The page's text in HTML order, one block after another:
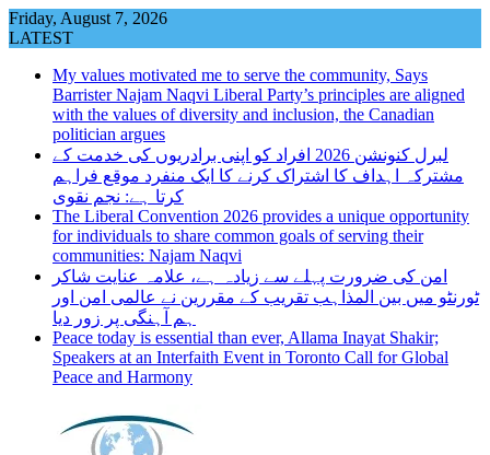
Skip
to
Friday, August 7, 2026
LATEST
My values motivated me to serve the community, Says
Barrister Najam Naqvi Liberal Party’s principles are aligned
with the values of diversity and inclusion, the Canadian
politician argues
لبرل کنونشن 2026 افراد کو اپنی برادریوں کی خدمت کے
مشترکہ اہداف کا اشتراک کرنے کا ایک منفرد موقع فراہم
کرتا ہے: نجم نقوی
The Liberal Convention 2026 provides a unique opportunity
for individuals to share common goals of serving their
communities: Najam Naqvi
امن کی ضرورت پہلے سے زیادہ ہے، علامہ عنایت شاکر
ٹورنٹو میں بین المذاہب تقریب کے مقررین نے عالمی امن اور
ہم آہنگی پر زور دیا
Peace today is essential than ever, Allama Inayat Shakir;
Speakers at an Interfaith Event in Toronto Call for Global
Peace and Harmony